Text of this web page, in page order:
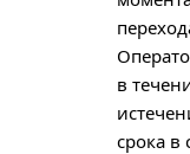
в
срока в